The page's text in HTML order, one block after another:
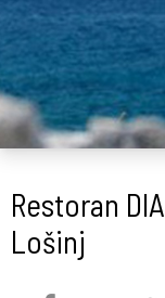
Restoran
Lošinj